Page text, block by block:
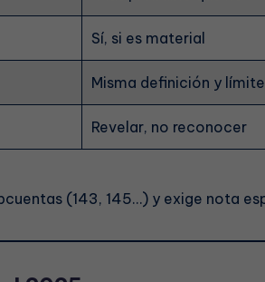
Sí, si es material
Misma definición y
Revelar, no reconocer
(143, 145…) y exige nota